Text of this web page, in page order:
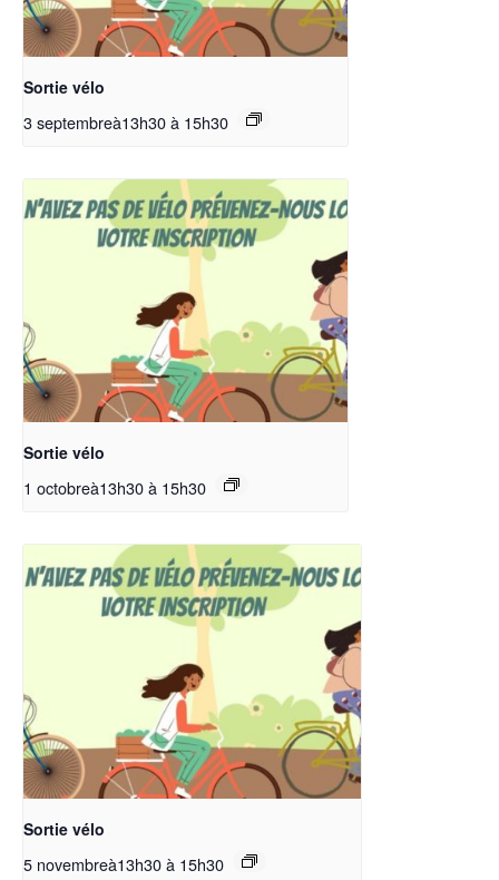
Sortie vélo
3 septembreà13h30à 15h30
Sortie vélo
1 octobreà13h30à 15h30
Sortie vélo
5 novembreà13h30à 15h30